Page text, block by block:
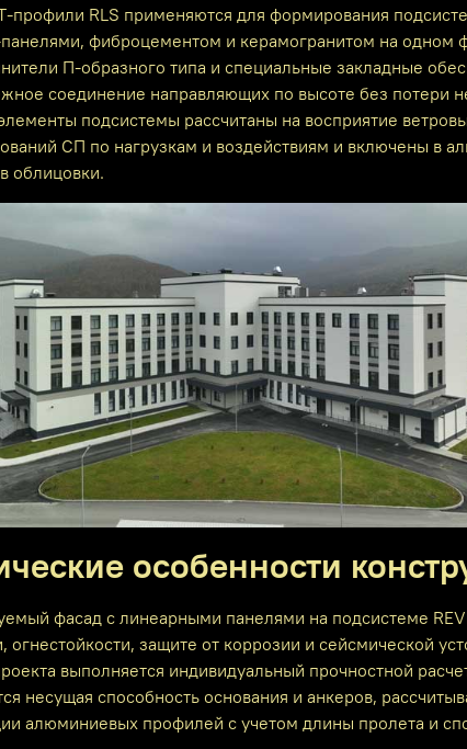
RLS применяются для формирования
фиброцементом и керамогранитом на одном
П‑образного типа и специальные закладные
соединение направляющих по высоте без потери
подсистемы рассчитаны на восприятие
СП по нагрузкам и воздействиям и включены в
облицовки.
особенности
фасад с линеарными панелями на подсистеме
огнестойкости, защите от коррозии и сейсмической
выполняется индивидуальный прочностной
несущая способность основания и анкеров,
алюминиевых профилей с учетом длины пролета и